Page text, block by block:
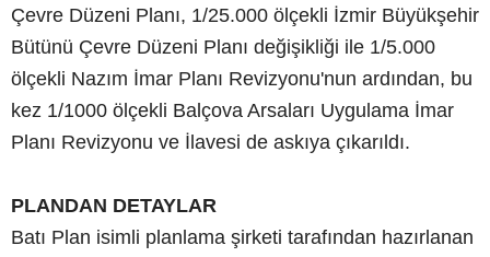
Çevre Düzeni Planı, 1/25.000 ölçekli İzmir Büyükşehir
Bütünü Çevre Düzeni Planı değişikliği ile 1/5.000
ölçekli Nazım İmar Planı Revizyonu'nun ardından, bu
kez 1/1000 ölçekli Balçova Arsaları Uygulama İmar
Planı Revizyonu ve İlavesi de askıya çıkarıldı.
PLANDAN DETAYLAR
Batı Plan isimli planlama şirketi tarafından hazırlanan